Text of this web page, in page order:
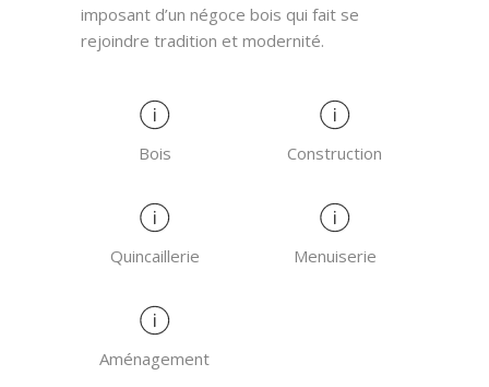
imposant d’un négoce bois qui fait se
rejoindre tradition et modernité.
Bois Construction
Quincaillerie Menuiserie
Aménagement